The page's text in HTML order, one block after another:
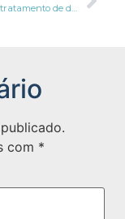
Limites para tratamento de dados de crianças e adolescentes é debatido pela ANPD
com *